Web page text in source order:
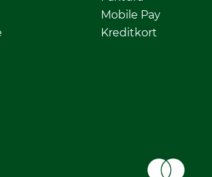
Mobile Pay
Kreditkort